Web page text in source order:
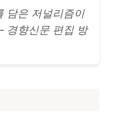
담은 저널리즘이
경향신문 편집 방